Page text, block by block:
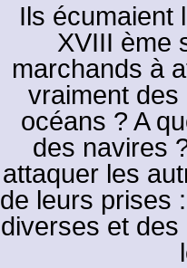
Ils écumaient
XVIII ème
marchands à
vraiment
océans ? A
des navires
attaquer les
de leurs prises
diverses et